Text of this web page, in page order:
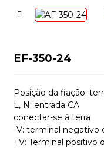
EF-350-24
Posição da fiação:
L, N: entrada CA
conectar-se à terra
-V: terminal negativo
+V: Terminal positivo